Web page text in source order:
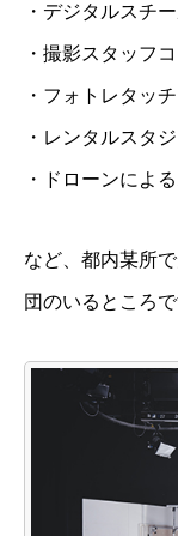
・デジタルスチ
・撮影スタッフ
・フォトレタッ
・レンタルスタ
・ドローンによ
など、都内某所
団のいるところで